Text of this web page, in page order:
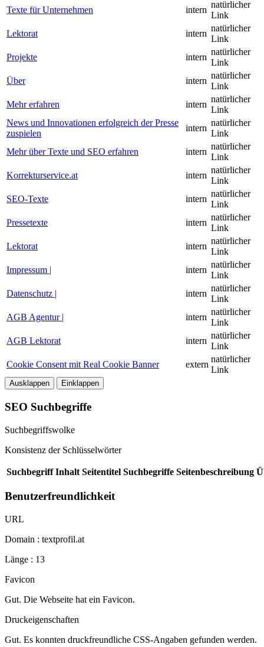
Texte für Unternehmen intern
natürlicher
Link
Lektorat
intern
natürlicher
Link
Projekte
intern
natürlicher
Link
Über
intern
natürlicher
Link
Mehr erfahren
intern
natürlicher
Link
News und Innovationen erfolgreich der Presse
zuspielen
intern
natürlicher
Link
Mehr über Texte und SEO erfahren
intern
natürlicher
Link
Korrekturservice.at
intern
natürlicher
Link
SEO-Texte
intern
natürlicher
Link
Pressetexte
intern
natürlicher
Link
Lektorat
intern
natürlicher
Link
Impressum |
intern
natürlicher
Link
Datenschutz |
intern
natürlicher
Link
AGB Agentur |
intern
natürlicher
Link
AGB Lektorat
intern
natürlicher
Link
Cookie Consent mit Real Cookie Banner
extern
natürlicher
Link
Ausklappen Einklappen
SEO Suchbegriffe
Suchbegriffswolke
Konsistenz der Schlüsselwörter
Suchbegriff Inhalt Seitentitel Suchbegriffe Seitenbeschreibung
Benutzerfreundlichkeit
URL
Domain : textprofil.at
Länge : 13
Favicon
Gut. Die Webseite hat ein Favicon.
Druckeigenschaften
Gut. Es konnten druckfreundliche CSS-Angaben gefunden werden.